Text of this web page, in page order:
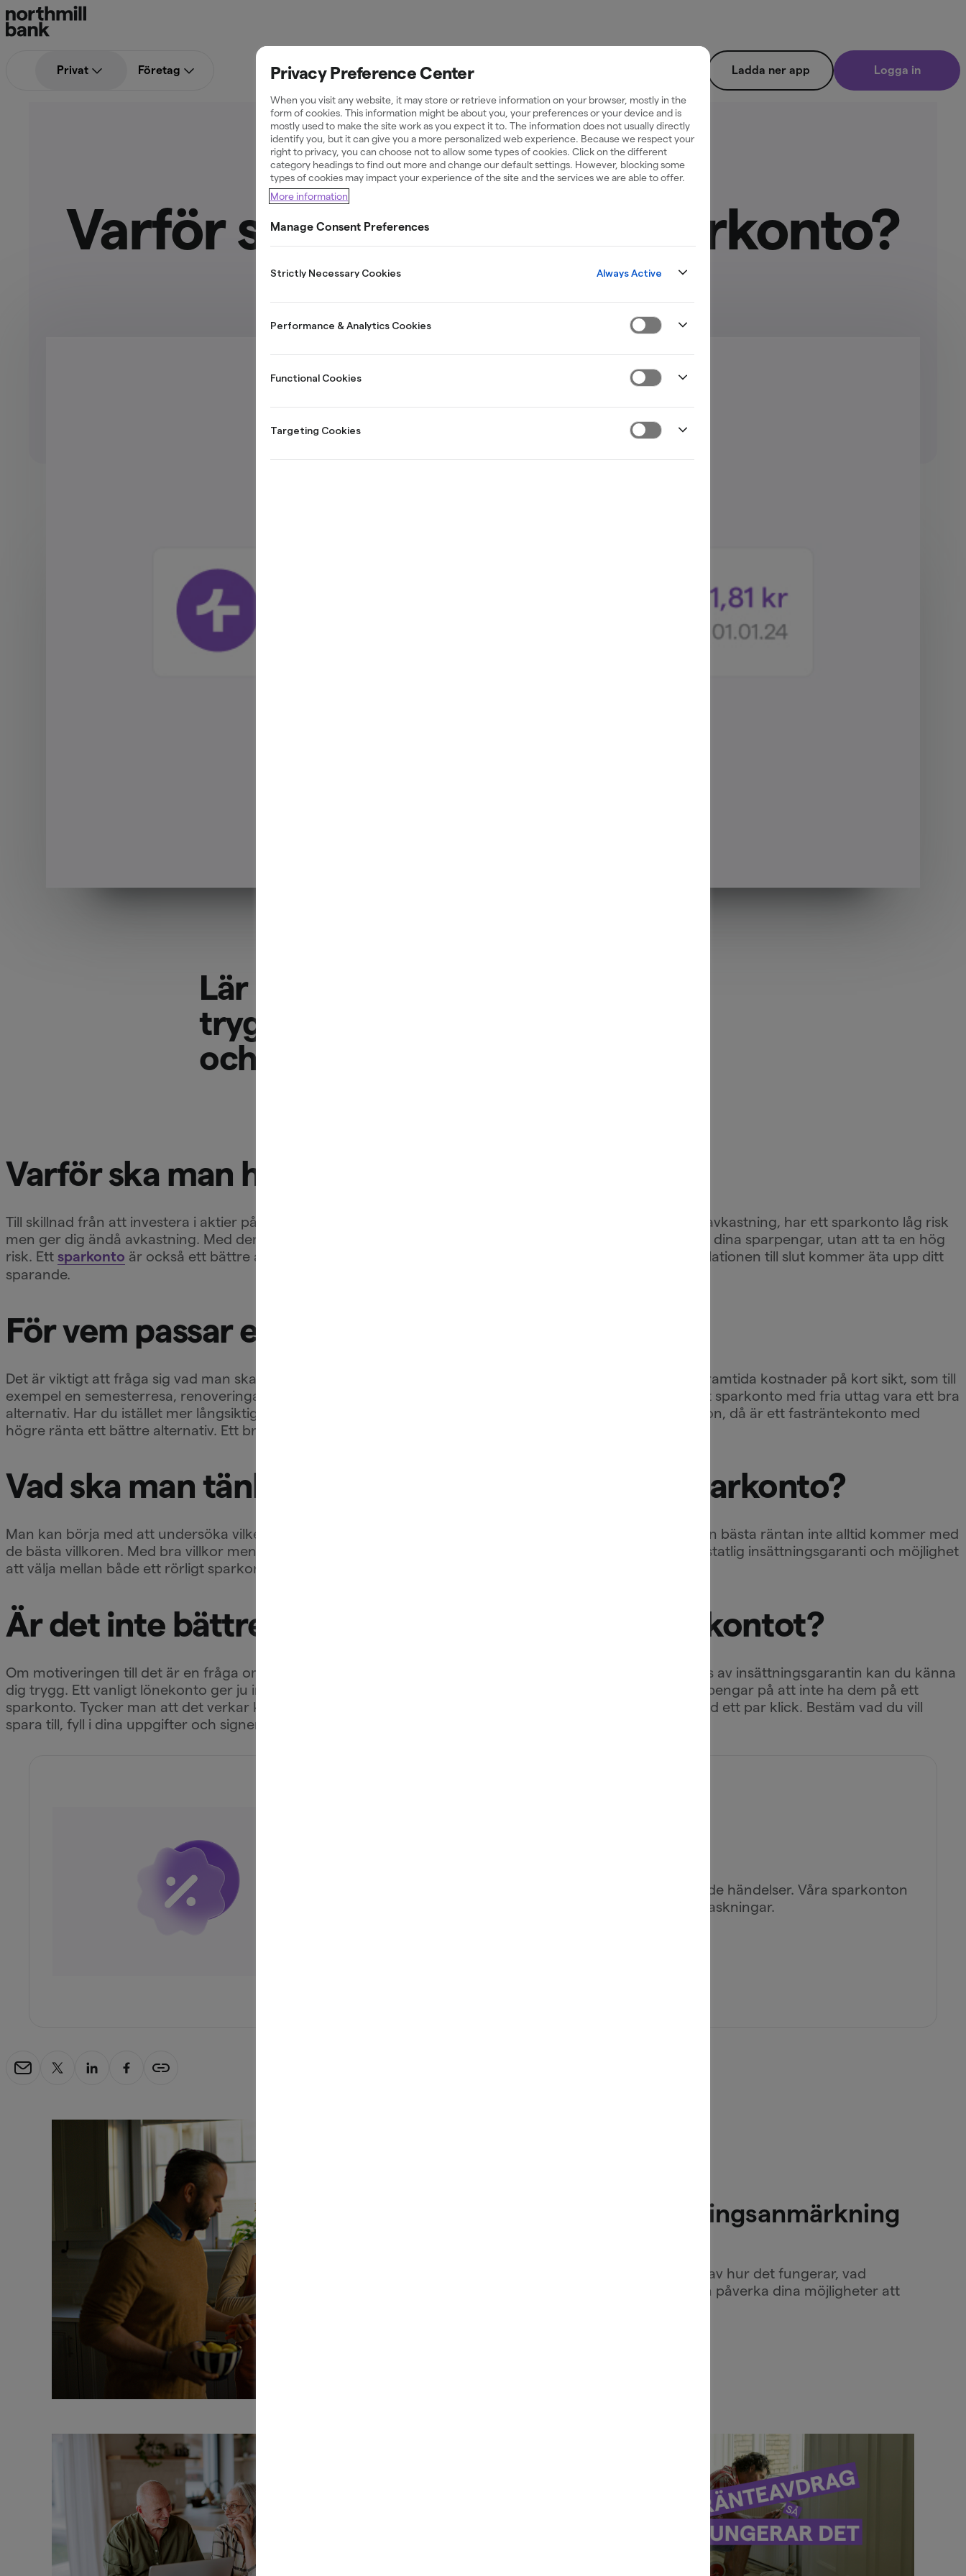
Privat Företag Ladda ner app Logga in
Privatekonomi 23 Jul 2020
Varför ska man ha ett sparkonto?
Lär dig varför ett sparkonto är ett
tryggt alternativ för ditt sparande
och hur du kommer igång enkelt.
Varför ska man ha ett sparkonto?
Till skillnad från att investera i aktier på börsen eller fonder där risken är högre med hänvisning till en högre avkastning, har ett sparkonto låg risk
men ger dig ändå avkastning. Med den statliga insättningsgarantin är det ett tryggt sätt att få avkastning på dina sparpengar, utan att ta en hög
risk. Ett sparkonto är också ett bättre alternativ än att behålla pengarna på ett lönekonto utan ränta, där inflationen till slut kommer äta upp ditt
sparande.
För vem passar ett sparkonto?
Det är viktigt att fråga sig vad man ska ha pengarna till och när man behöver dem. Sparar du för att täcka framtida kostnader på kort sikt, som till
exempel en semesterresa, renoveringar i hushållet eller en buffert mot oförutsedda händelser, kan ett rörligt sparkonto med fria uttag vara ett bra
alternativ. Har du istället mer långsiktiga sparmål som att spara till ett bostadsköp, köpa en bil eller din pension, då är ett fasträntekonto med
högre ränta ett bättre alternativ. Ett bra tips är att välja sparkonto utefter dina sparmål.
Vad ska man tänka på innan man öppnar ett sparkonto?
Man kan börja med att undersöka vilken aktör som har den bästa räntan, men man bör hålla i åtanke att den bästa räntan inte alltid kommer med
de bästa villkoren. Med bra villkor menar jag saker som avgiftsfria uttag och hur många uttag du kan göra, statlig insättningsgaranti och möjlighet
att välja mellan både ett rörligt sparkonto och ett fasträntekonto, där du oftast kan spara till en högre ränta.
Är det inte bättre att ha kvar pengarna på lönekontot?
Om motiveringen till det är en fråga om trygghet är det bra att känna till att så länge ditt sparkonto omfattas av insättningsgarantin kan du känna
dig trygg. Ett vanligt lönekonto ger ju inte heller någon avkastning, vilket gör att man i långa loppet förlorar pengar på att inte ha dem på ett
sparkonto. Tycker man att det verkar krångligt att öppna ett sparkonto går det idag att öppna ett konto med ett par klick. Bestäm vad du vill
spara till, fyll i dina uppgifter och signera med BankID – det är inte svårare än så faktiskt.
Då har du en buffert redo för både väntade och oväntade händelser. Våra sparkonton
ger dig bra sparränta och tydliga villkor. Helt utan överraskningar.
Bolån trots betalningsanmärkning
Här får du en tydlig genomgång av hur det fungerar, vad
banker tittar på och vad som kan påverka dina möjligheter att
Privacy Preference Center
When you visit any website, it may store or retrieve information on your browser, mostly in the
form of cookies. This information might be about you, your preferences or your device and is
mostly used to make the site work as you expect it to. The information does not usually directly
identify you, but it can give you a more personalized web experience. Because we respect your
right to privacy, you can choose not to allow some types of cookies. Click on the different
category headings to find out more and change our default settings. However, blocking some
types of cookies may impact your experience of the site and the services we are able to offer.
More information
Manage Consent Preferences
Strictly Necessary Cookies Always Active
Performance & Analytics Cookies
Functional Cookies
Targeting Cookies